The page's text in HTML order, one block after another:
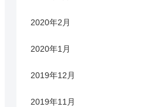
2020年2月
2020年1月
2019年12月
2019年11月